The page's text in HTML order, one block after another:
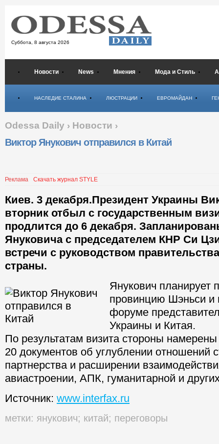
Суббота, 8 августа 2026
Новости News Мнения Мода и Стиль
НАСЛЕДИЕ СТАЛИНА ЛЮСТРАЦИИ ЕВРОМАЙДАН
Odessa Daily › Новости ›
Виктор Янукович отправился в Китай
Реклама Скачать журнал STYLE
Киев. 3 декабря.Президент Украины
вторник отбыл с государственным
продлится до 6 декабря.
Януковича с председателем КНР Си
встречи с руководством
страны.
Янукович планирует
провинцию Шэньси и
форуме
Украины и Китая.
По результатам визита стороны
20 документов об углублении отношений
партнерства и расширении
авиастроении, АПК, гуманитарной и
Источник: www.interfax.ru
метки: янукович; китай; переговоры